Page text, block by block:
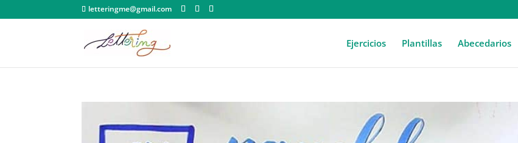
letteringme@gmail.com
Ejercicios Plantillas Abecedarios